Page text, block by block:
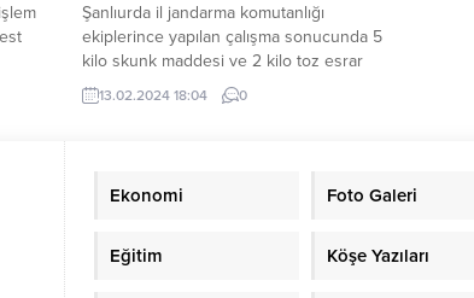
Şanlıurda il jandarma komutanlığı
ekiplerince yapılan çalışma sonucunda 5
kilo skunk maddesi ve 2 kilo toz esrar
maddesi ele geçirildi. Şanlıurfa il
jandarma komutanlığı birecik ilçesinde
13.02.2024 18:04 0
Ekonomi Foto Galeri
Eğitim Köşe Yazıları